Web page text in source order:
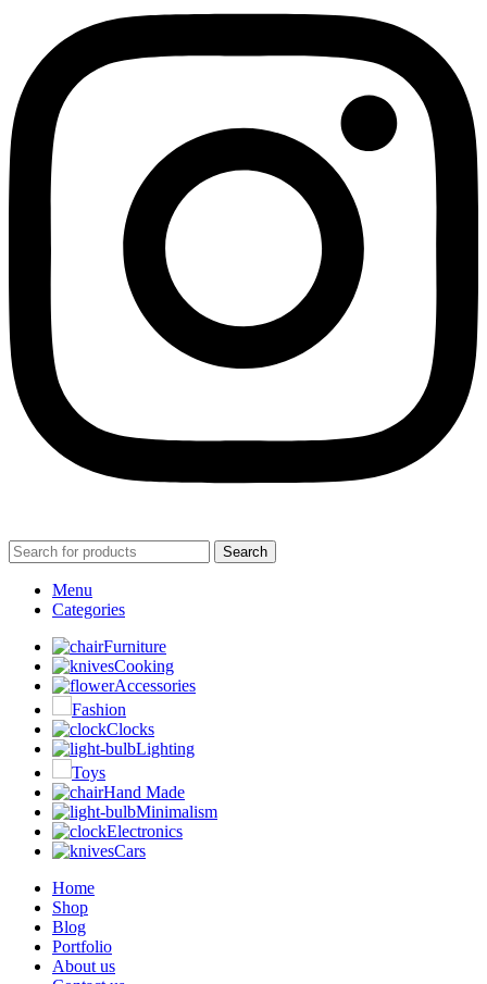
Search
Menu
Categories
Furniture
Cooking
Accessories
Fashion
Clocks
Lighting
Toys
Hand Made
Minimalism
Electronics
Cars
Home
Shop
Blog
Portfolio
About us